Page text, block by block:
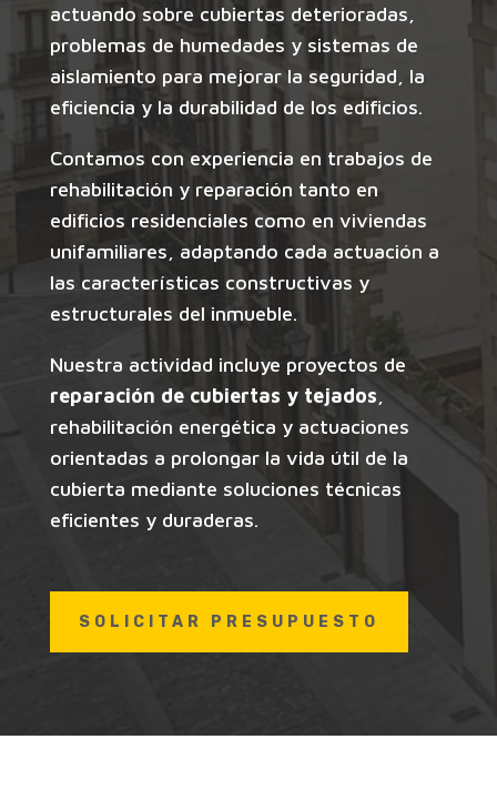
actuando sobre cubiertas deterioradas,
problemas de humedades y sistemas de
aislamiento para mejorar la seguridad, la
eficiencia y la durabilidad de los edificios.
Contamos con experiencia en trabajos de
rehabilitación y reparación tanto en
edificios residenciales como en viviendas
unifamiliares, adaptando cada actuación a
las características constructivas y
estructurales del inmueble.
Nuestra actividad incluye proyectos de
reparación de cubiertas y tejados
rehabilitación energética y actuaciones
orientadas a prolongar la vida útil de la
cubierta mediante soluciones técnicas
eficientes y duraderas.
SOLICITAR PRESUPUESTO